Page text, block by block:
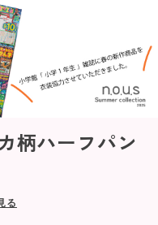
柄ハーフパン
る